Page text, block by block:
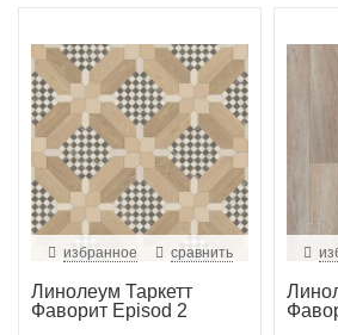
избранное сравнить
Линолеум Таркетт
Фаворит Episod 2